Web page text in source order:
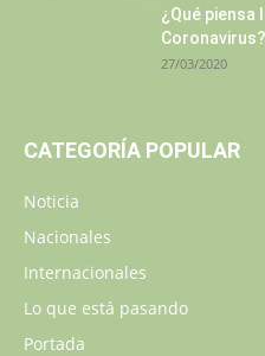
¿Qué piensa
27/03/2020
CATEGORÍA POPULAR
Noticia
Nacionales
Internacionales
Lo que está pasando
Portada